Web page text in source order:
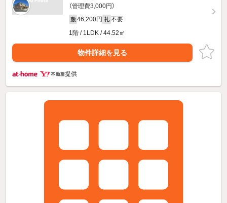
（管理費3,000円）
敷 46,200円 礼 不要
1階 / 1LDK / 44.52㎡
物件詳細を見る
提供